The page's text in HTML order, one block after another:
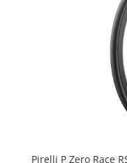
Pirelli P Zero Race